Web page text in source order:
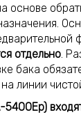
основе
отдельно.
бака
линии